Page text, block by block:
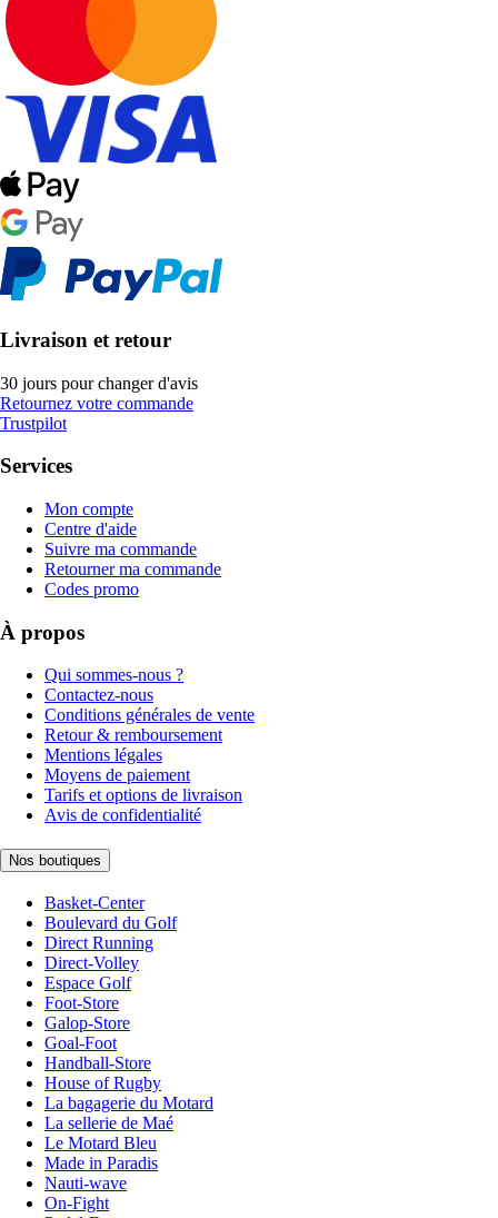
Livraison et retour
30 jours pour changer d'avis
Retournez votre commande
Trustpilot
Services
Mon compte
Centre d'aide
Suivre ma commande
Retourner ma commande
Codes promo
À propos
Qui sommes-nous ?
Contactez-nous
Conditions générales de vente
Retour & remboursement
Mentions légales
Moyens de paiement
Tarifs et options de livraison
Avis de confidentialité
Nos boutiques
Basket-Center
Boulevard du Golf
Direct Running
Direct-Volley
Espace Golf
Foot-Store
Galop-Store
Goal-Foot
Handball-Store
House of Rugby
La bagagerie du Motard
La sellerie de Maé
Le Motard Bleu
Made in Paradis
Nauti-wave
On-Fight